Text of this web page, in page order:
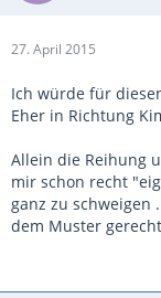
27. April 2015
Ich würde für
Eher in Richtung
Allein die Reihung
mir schon recht
ganz zu schweigen
dem Muster